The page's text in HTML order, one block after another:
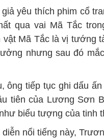
yêu thích phim cổ
qua vai Mã Tắc
vật Mã Tắc là vị tướng
nhưng sau đó
ông tiếp tục ghi dấu
tiên của Lương Sơn
biểu tượng của tinh
diễn nổi tiếng này,